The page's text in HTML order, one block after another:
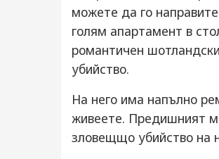
можете да го
голям апартамент в
романтичен
убийство.
На него има напълно
живеете. Предишният
зловещщо убийство на